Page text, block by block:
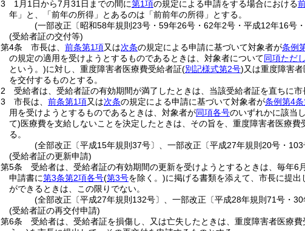
3
1月1日から7月31日までの間に第1項の規定による申請をする場合における
年」と、「前年の所得」とあるのは「前前年の所得」とする。
(一部改正〔昭和58年規則23号・59年26号・62年2号・平成12年16号
(受給者証の交付等)
第4条
市長は、 前条第1項又は次条の規定による申請に基づいて対象者が条例
の規定の適用を受けようとするものであるときは、対象者について同項ただ
という。)に対し、重度障害者医療費受給者証(別記様式第2号)又は重度障害
を交付するものとする。
2
受給者は、受給者証の有効期間が満了したときは、当該受給者証を直ちに市
3
市長は、 前条第1項又は次条の規定による申請に基づいて対象者が条例第4
用を受けようとするものであるときは、対象者が同項各号のいずれかに該当
て)医療費を支給しないことを決定したときは、その旨を、重度障害者医療費
る。
(全部改正〔平成15年規則37号〕、一部改正〔平成27年規則20号・
(受給者証の更新申請)
第5条
受給者は、受給者証の有効期間の更新を受けようとするときは、毎年
申請書に第3条第2項各号(第3号を除く。)に掲げる書類を添えて、市長に提出
ができるときは、この限りでない。
(全部改正〔平成27年規則132号〕、一部改正〔平成28年規則71号・
(受給者証の再交付申請)
第6条
受給者は、受給者証を損傷し、又は亡失したときは、重度障害者医療